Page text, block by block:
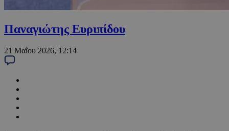
Παναγιώτης Ευριπίδου
21 Μαΐου 2026, 12:14